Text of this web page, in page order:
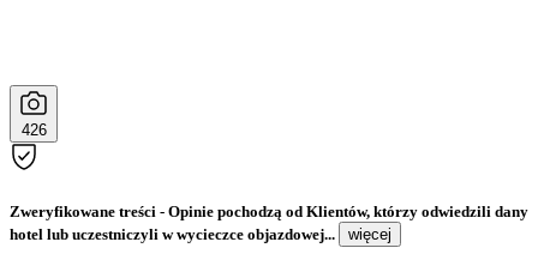
426
Zweryfikowane treści - Opinie pochodzą od Klientów, którzy odwiedzili dany
hotel lub uczestniczyli w wycieczce objazdowej...
więcej